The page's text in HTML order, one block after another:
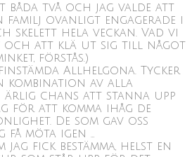
båda två och jag valde att
ovanligt engagerade i
hela veckan. Vad vi
och att klä ut sig till något
förstås.)
Allhelgona. Tycker
kombination av alla
ärlig chans att stanna upp
för att komma ihåg de
De som gav oss
möta igen …
fick bestämma, helst en